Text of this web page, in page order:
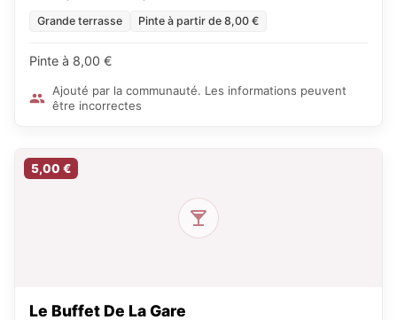
Grande terrasse Pinte à partir de 8,00 €
Pinte à 8,00 €
Ajouté par la communauté. Les informations peuvent
être incorrectes
5,00 €
Le Buffet De La Gare